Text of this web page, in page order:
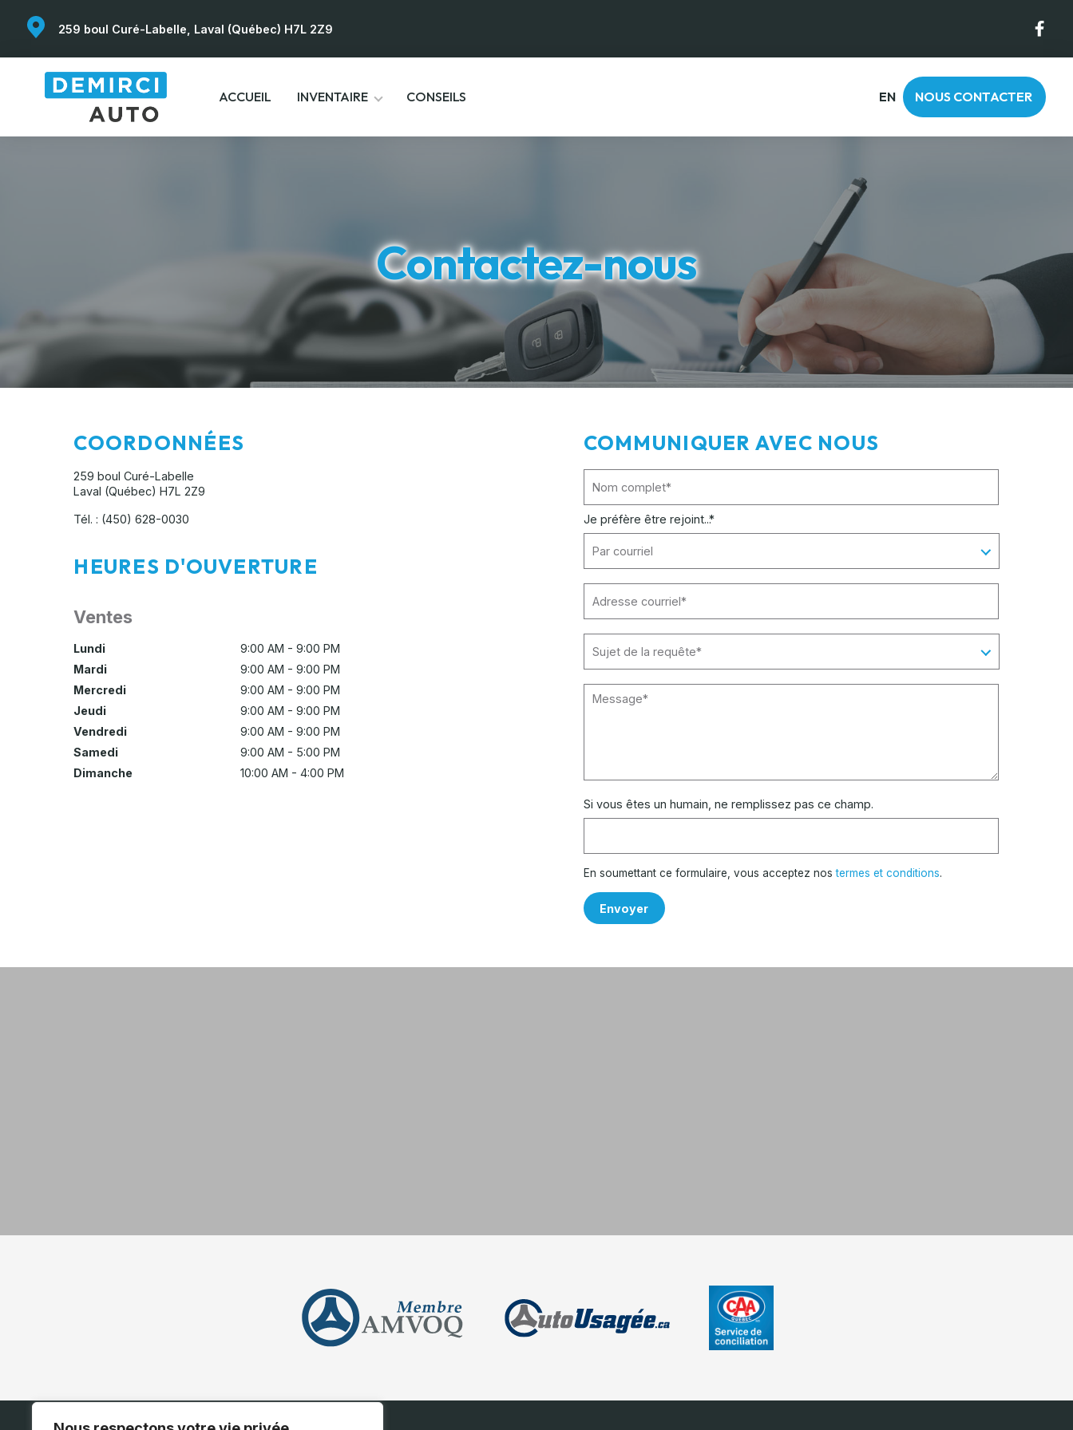
259 boul Curé-Labelle, Laval (Québec) H7L 2Z9
ACCUEIL INVENTAIRE CONSEILS EN NOUS CONTACTER
Contactez-nous
COORDONNÉES
259 boul Curé-Labelle
Laval (Québec) H7L 2Z9
Tél. : (450) 628-0030
HEURES D'OUVERTURE
Ventes
Lundi
9:00 AM - 9:00 PM
Mardi
9:00 AM - 9:00 PM
Mercredi
9:00 AM - 9:00 PM
Jeudi
9:00 AM - 9:00 PM
Vendredi
9:00 AM - 9:00 PM
Samedi
9:00 AM - 5:00 PM
Dimanche
10:00 AM - 4:00 PM
COMMUNIQUER AVEC NOUS
Je préfère être rejoint...*
Si vous êtes un humain, ne remplissez pas ce champ.
En soumettant ce formulaire, vous acceptez nostermes et conditions.
Envoyer